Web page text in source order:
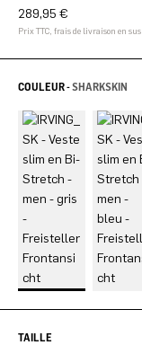
289,95 €
Prix TTC, frais de livraison en sus
COULEUR -SHARKSKIN
TAILLE